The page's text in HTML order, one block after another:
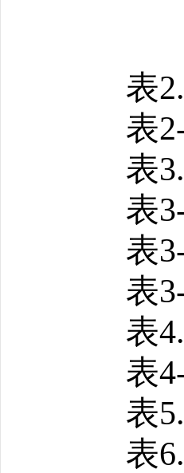
表2.
表
表3.
表
表
表
表4.
表
表5.
表6.